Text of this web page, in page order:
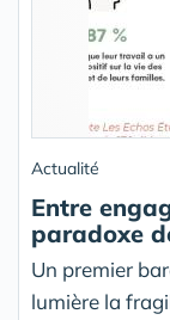
Actualité
Entre
paradoxe
Un premier
lumière la